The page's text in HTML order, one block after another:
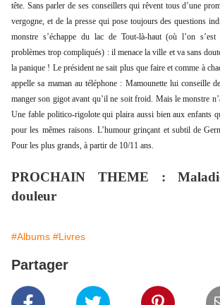
tête. Sans parler de ses conseillers qui rêvent tous d’une
vergogne, et de la presse qui pose toujours des questions
monstre s’échappe du lac de Tout-là-haut (où l’on s’est
problèmes trop compliqués) : il menace la ville et va sans
la panique ! Le président ne sait plus que faire et comme à
appelle sa maman au téléphone : Mamounette lui conseille
manger son gigot avant qu’il ne soit froid. Mais le monstre
Une fable politico-rigolote qui plaira aussi bien aux enfants
pour les mêmes raisons. L’humour grinçant et subtil de
Pour les plus grands, à partir de 10/11 ans.
PROCHAIN THEME :
douleur
#Albums #Livres
Partager